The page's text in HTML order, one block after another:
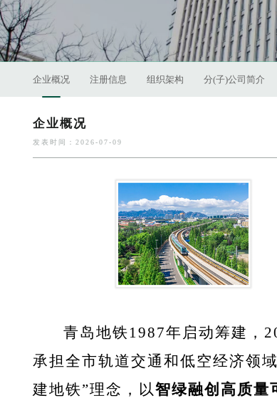
企业概况 注册信息 组织架构 分(子)公司简介
企业概况
发表时间：2026-07-09
青岛地铁1987年启动筹建，
承担全市轨道交通和低空经济领
建地铁”理念，以智绿融创高质量